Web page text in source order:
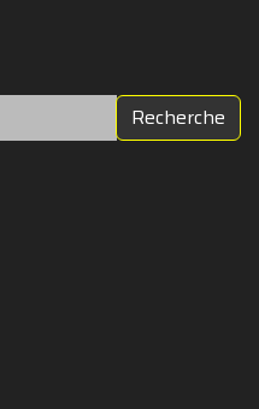
Recherche